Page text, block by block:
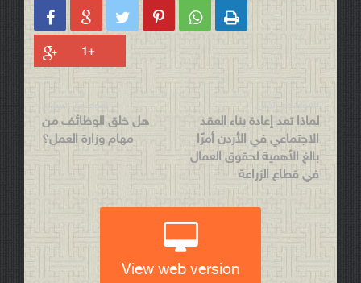
     
الموضوع التالي
لماذا تعد إعادة بناء العقد
الاجتماعي في الأردن أمرًا
بالغ الأهمية لحقوق العمال
في قطاع الزراعة
الموضوع السابق
هل خلق الوظائف من
مهام وزارة العمل؟
View web version